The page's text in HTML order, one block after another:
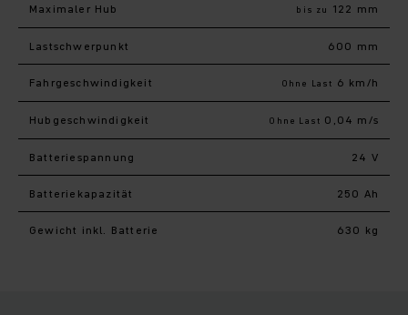
Maximaler Hub bis zu 122 mm
Last­schwerpunkt 600 mm
Fahr­geschwindigkeit Ohne Last 6 km/h
Hub­geschwindigkeit Ohne Last 0,04 m/s
Batteriespannung 24 V
Batteriekapazität 250 Ah
Gewicht inkl. Batterie 630 kg